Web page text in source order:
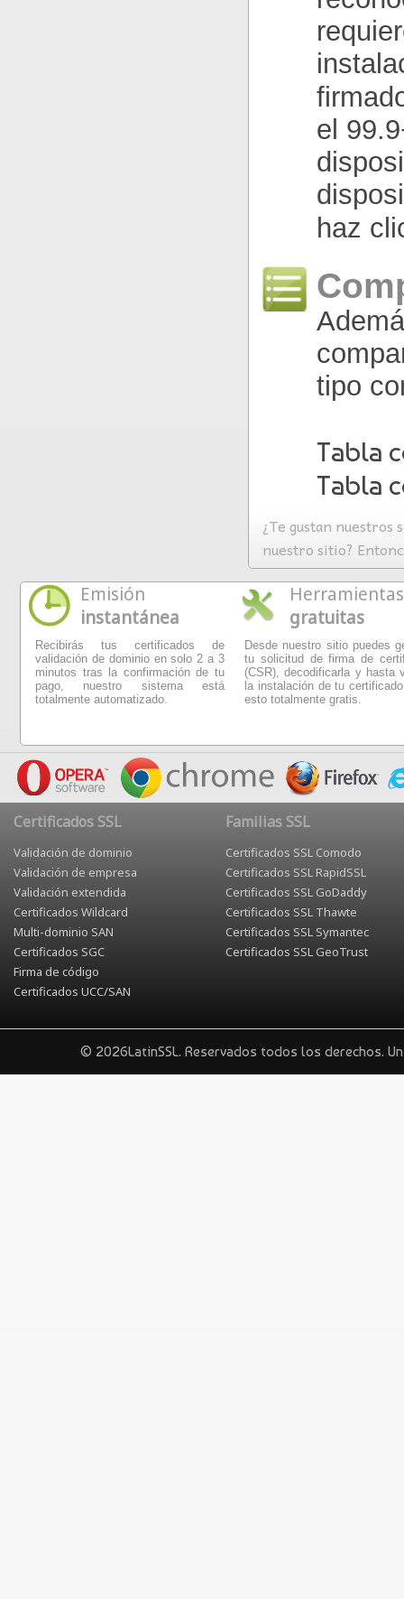
el
haz
tipo
Tabla
Tabla
¿Te gustan nuestros
nuestro sitio?
Emisión
instantánea
Recibirás tus certificados de
validación de dominio en solo 2 a 3
minutos tras la confirmación de tu
pago, nuestro sistema está
totalmente automatizado.
Herramientas
gratuitas
Desde nuestro sitio puedes
tu solicitud de firma de
(CSR), decodificarla y hasta
la instalación de tu
esto totalmente gratis.
Certificados SSL
Validación de dominio
Validación de empresa
Validación extendida
Certificados Wildcard
Multi-dominio SAN
Certificados SGC
Firma de código
Certificados UCC/SAN
Familias SSL
Certificados SSL Comodo
Certificados SSL RapidSSL
Certificados SSL GoDaddy
Certificados SSL Thawte
Certificados SSL Symantec
Certificados SSL GeoTrust
© 2026LatinSSL. Reservados todos los derechos.